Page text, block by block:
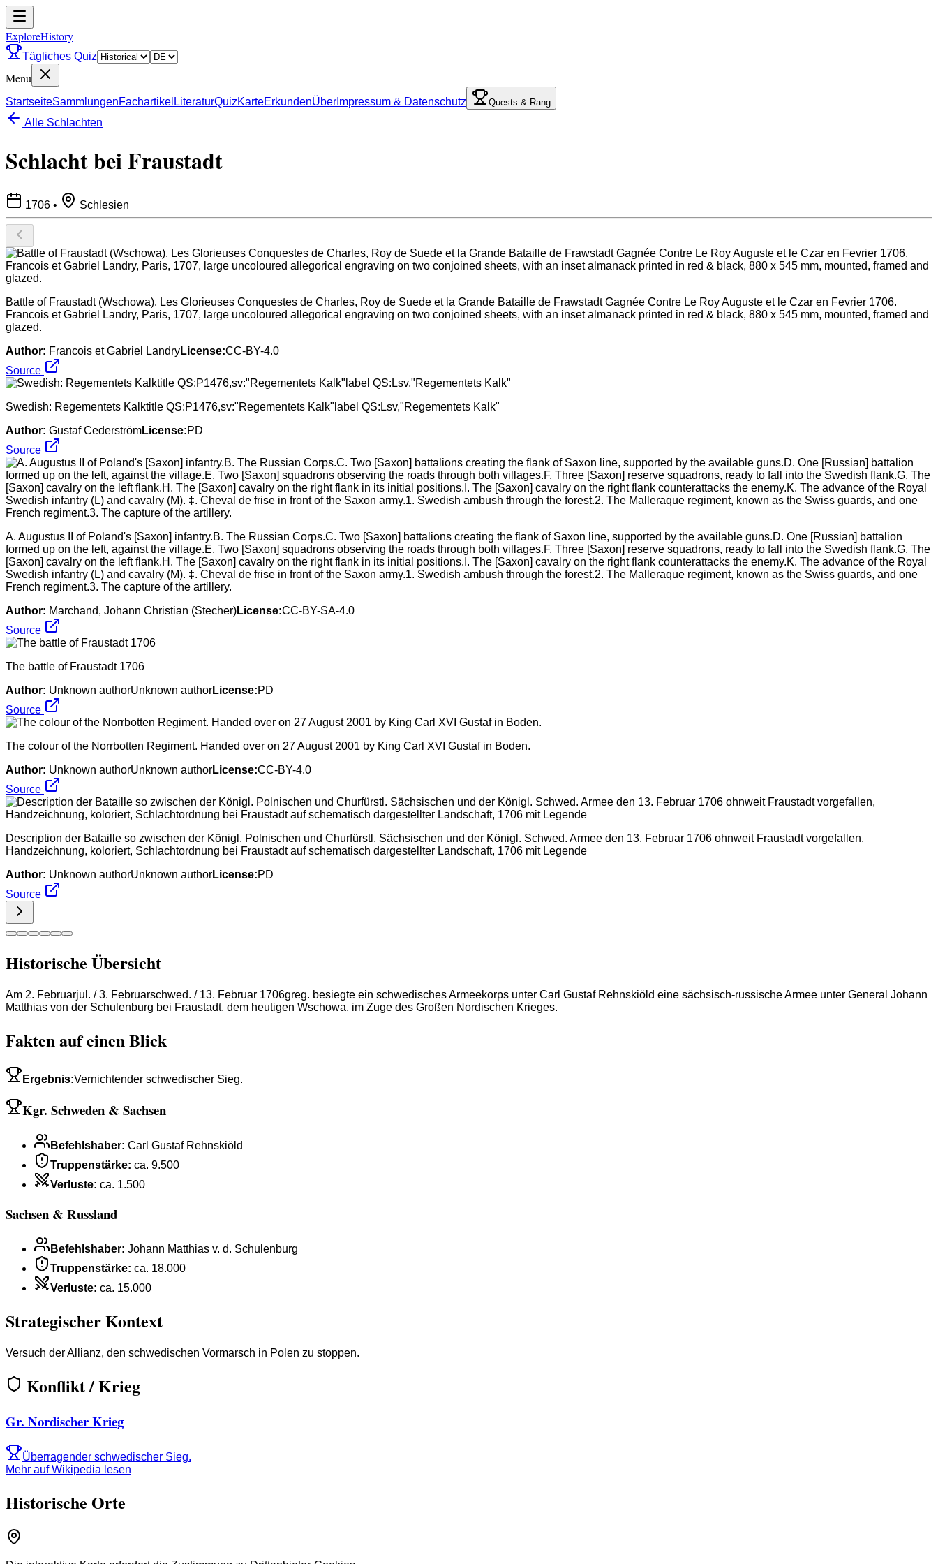
ExploreHistory
Tägliches Quiz
Menu
StartseiteSammlungenFachartikel LiteraturQuizKarteErkundenÜber Impressum & Datenschutz Quests & Rang
Alle Schlachten
Schlacht bei Fraustadt
1706 • Schlesien
Battle of Fraustadt (Wschowa). Les Glorieuses Conquestes de Charles, Roy de Suede et la Grande Bataille de Frawstadt Gagnée Contre Le Roy Auguste et le Czar en Fevrier 1706.
Francois et Gabriel Landry, Paris, 1707, large uncoloured allegorical engraving on two conjoined sheets, with an inset almanack printed in red & black, 880 x 545 mm, mounted, framed and
glazed.
Author: Francois et Gabriel LandryLicense:CC-BY-4.0
Source
Swedish: Regementets Kalktitle QS:P1476,sv:"Regementets Kalk"label QS:Lsv,"Regementets Kalk"
Author: Gustaf CederströmLicense:PD
Source
A. Augustus II of Poland's [Saxon] infantry.B. The Russian Corps.C. Two [Saxon] battalions creating the flank of Saxon line, supported by the available guns.D. One [Russian] battalion
formed up on the left, against the village.E. Two [Saxon] squadrons observing the roads through both villages.F. Three [Saxon] reserve squadrons, ready to fall into the Swedish flank.G. The
[Saxon] cavalry on the left flank.H. The [Saxon] cavalry on the right flank in its initial positions.I. The [Saxon] cavalry on the right flank counterattacks the enemy.K. The advance of the Royal
Swedish infantry (L) and cavalry (M). ‡. Cheval de frise in front of the Saxon army.1. Swedish ambush through the forest.2. The Malleraque regiment, known as the Swiss guards, and one
French regiment.3. The capture of the artillery.
Author: Marchand, Johann Christian (Stecher)License:CC-BY-SA-4.0
Source
The battle of Fraustadt 1706
Author: Unknown authorUnknown authorLicense:PD
Source
The colour of the Norrbotten Regiment. Handed over on 27 August 2001 by King Carl XVI Gustaf in Boden.
Author: Unknown authorUnknown authorLicense:CC-BY-4.0
Source
Description der Bataille so zwischen der Königl. Polnischen und Churfürstl. Sächsischen und der Königl. Schwed. Armee den 13. Februar 1706 ohnweit Fraustadt vorgefallen,
Handzeichnung, koloriert, Schlachtordnung bei Fraustadt auf schematisch dargestellter Landschaft, 1706 mit Legende
Author: Unknown authorUnknown authorLicense:PD
Source
Historische Übersicht
Am 2. Februarjul. / 3. Februarschwed. / 13. Februar 1706greg. besiegte ein schwedisches Armeekorps unter Carl Gustaf Rehnskiöld eine sächsisch-russische Armee unter General Johann
Matthias von der Schulenburg bei Fraustadt, dem heutigen Wschowa, im Zuge des Großen Nordischen Krieges.
Fakten auf einen Blick
Ergebnis:Vernichtender schwedischer Sieg.
Kgr. Schweden & Sachsen
Befehlshaber: Carl Gustaf Rehnskiöld
Truppenstärke: ca. 9.500
Verluste: ca. 1.500
Sachsen & Russland
Befehlshaber: Johann Matthias v. d. Schulenburg
Truppenstärke: ca. 18.000
Verluste: ca. 15.000
Strategischer Kontext
Versuch der Allianz, den schwedischen Vormarsch in Polen zu stoppen.
Konflikt / Krieg
Gr. Nordischer Krieg
Überragender schwedischer Sieg.
Mehr auf Wikipedia lesen
Historische Orte